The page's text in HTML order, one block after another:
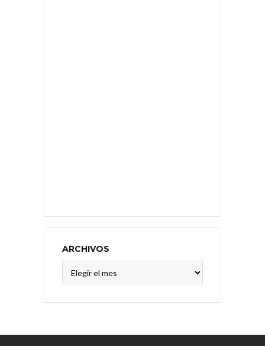
ARCHIVOS